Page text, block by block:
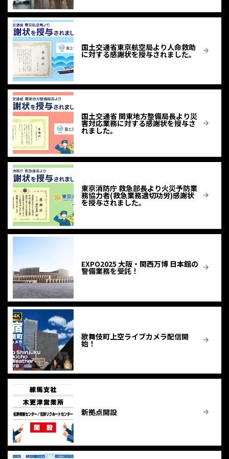
国土交通省東京航空局より人命救助
に対する感謝状を授与されました。
国土交通省 関東地方整備局長より災
害対応業務に対する感謝状を授与さ
れました。
東京消防庁 救急部長より火災予防業
務協力者(救急業務適切功労)感謝状
を授与されました。
EXPO2025 大阪・関西万博 日本館の
警備業務を受託！
歌舞伎町上空ライブカメラ配信開
始！
新拠点開設